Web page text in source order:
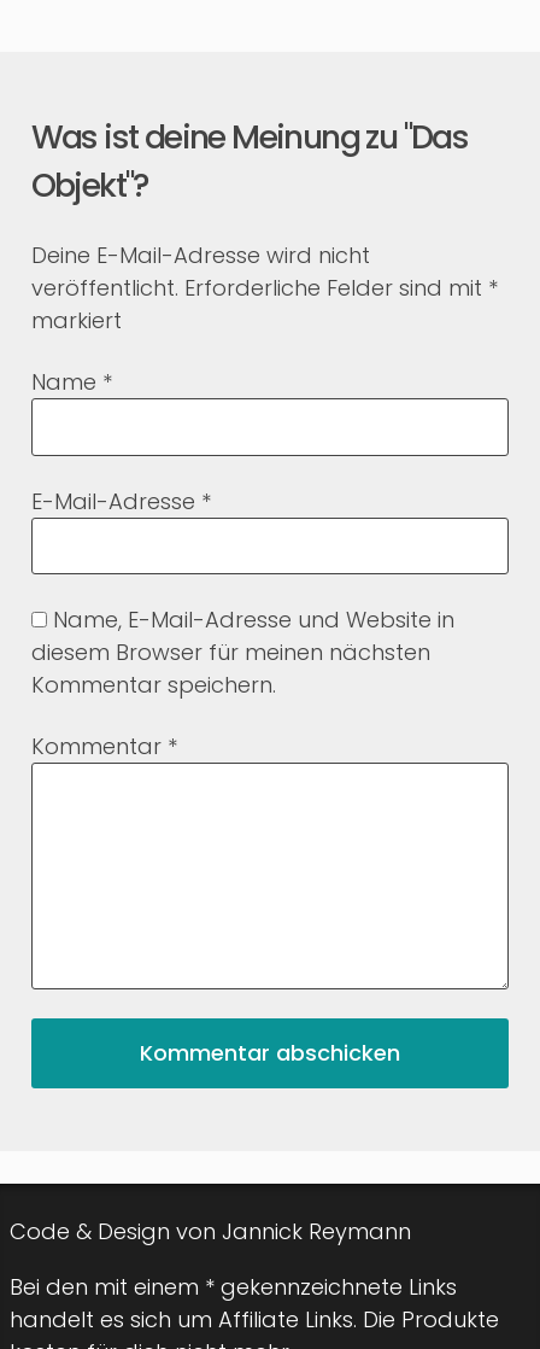
Was ist deine Meinung zu "Das
Objekt"?
Deine E-Mail-Adresse wird nicht
veröffentlicht. Erforderliche Felder sind mit *
markiert
Name *
E-Mail-Adresse *
Name, E-Mail-Adresse und Website in
diesem Browser für meinen nächsten
Kommentar speichern.
Kommentar *
Code & Design von Jannick Reymann
Bei den mit einem * gekennzeichnete Links
handelt es sich um Affiliate Links. Die Produkte